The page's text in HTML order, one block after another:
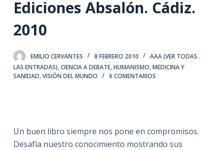
d
Ediciones Absalón. Cádiz.
2010
EMILIO CERVANTES 8 FEBRERO 2010
AAA (VER TODAS
LAS ENTRADAS),CIENCIA A DEBATE,HUMANISMO,MEDICINA Y
SANIDAD,VISIÓN DEL MUNDO 6 COMENTARIOS
Un buen libro siempre nos pone en compromisos.
Desafía nuestro conocimiento mostrando sus